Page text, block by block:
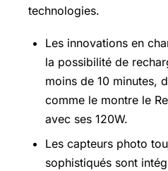
technologies.
Les innovations en
la possibilité de
moins de 10 minutes,
comme le montre le
avec ses 120W.
Les capteurs photo
sophistiqués sont